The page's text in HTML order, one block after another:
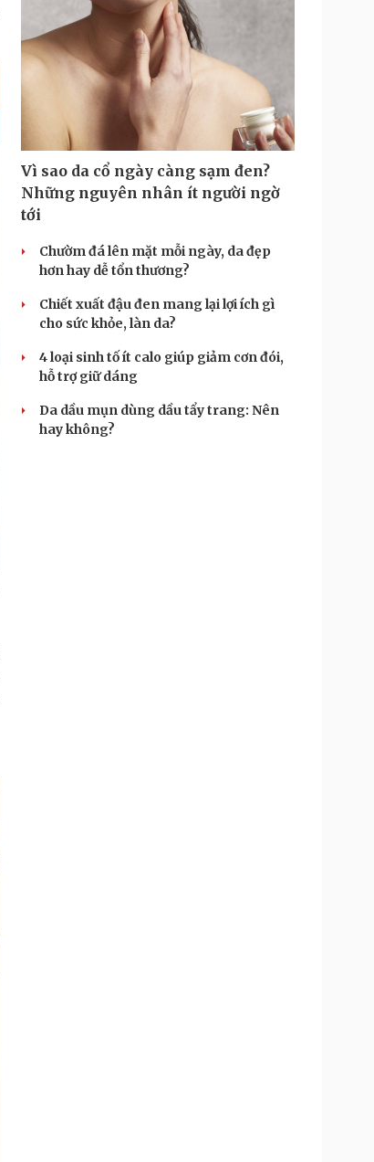
Vì sao da cổ ngày càng sạm đen?
Những nguyên nhân ít người ngờ
tới
Chườm đá lên mặt mỗi ngày, da đẹp
hơn hay dễ tổn thương?
Chiết xuất đậu đen mang lại lợi ích gì
cho sức khỏe, làn da?
4 loại sinh tố ít calo giúp giảm cơn đói,
hỗ trợ giữ dáng
Da dầu mụn dùng dầu tẩy trang: Nên
hay không?